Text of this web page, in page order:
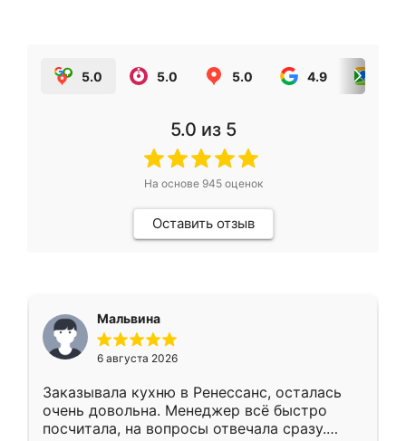
5.0 5.0 5.0 4.9
5.0 из 5
На основе 945оценок
Оставить отзыв
Мальвина
6 августа 2026
Заказывала кухню в Ренессанс, осталась
очень довольна. Менеджер всё быстро
посчитала, на вопросы отвечала сразу.